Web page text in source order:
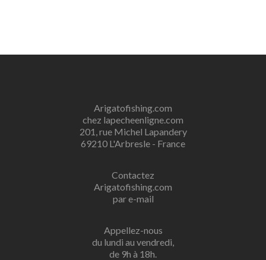
Arigatofishing.com
chez lapecheenligne.com
201, rue Michel Lapandery
69210 L'Arbresle - France
Contactez
Arigatofishing.com
par e-mail
Appellez-nous
du lundi au vendredi,
de 9h à 18h.